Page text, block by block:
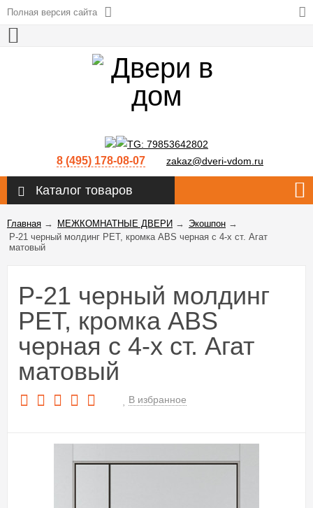
Полная версия сайта
8 (495) 178-08-07 zakaz@dveri-vdom.ru
Каталог товаров
Главная → МЕЖКОМНАТНЫЕ ДВЕРИ → Экошпон →
P-21 черный молдинг PET, кромка ABS черная c 4-х ст. Агат
матовый
P-21 черный молдинг
PET, кромка ABS
черная c 4-х ст. Агат
матовый
В избранное